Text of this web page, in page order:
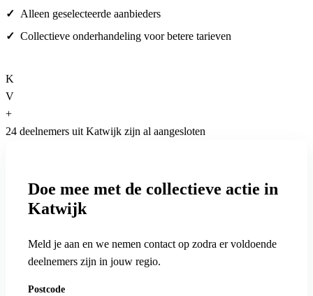
Alleen geselecteerde aanbieders
Collectieve onderhandeling voor betere tarieven
K
V
+
24 deelnemers uit Katwijk zijn al aangesloten
Doe mee met de collectieve actie in
Katwijk
Meld je aan en we nemen contact op zodra er voldoende
deelnemers zijn in jouw regio.
Postcode